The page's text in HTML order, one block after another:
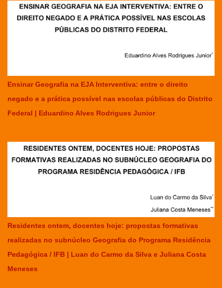
Ensinar Geografia na EJA Interventiva: entre o direito
negado e a prática possível nas escolas públicas do Distrito
Federal | Eduardino Alves Rodrigues Junior
Residentes ontem, docentes hoje: propostas formativas
realizadas no subnúcleo Geografia do Programa Residência
Pedagógica / IFB | Luan do Carmo da Silva e Juliana Costa
Meneses